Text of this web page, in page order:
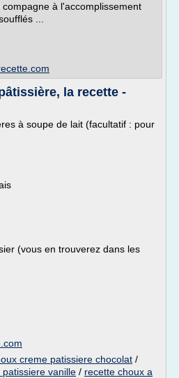
à l'accomplissement
...
la recette -
à soupe de lait (facultatif : pour
(vous en trouverez dans les
creme patissiere chocolat /
vanille / recette choux a